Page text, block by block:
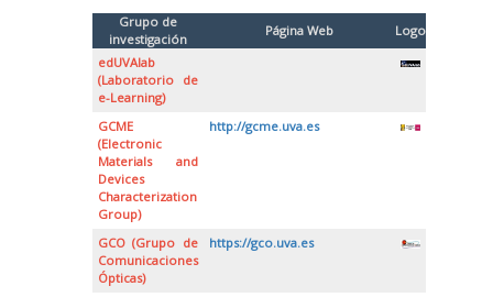
Grupo de
investigación
Página Web
Logo
edUVAlab
(Laboratorio de
e-Learning)
GCME
(Electronic
Materials and
Devices
Characterization
Group)
http://gcme.uva.es
GCO (Grupo de
Comunicaciones
Ópticas)
https://gco.uva.es